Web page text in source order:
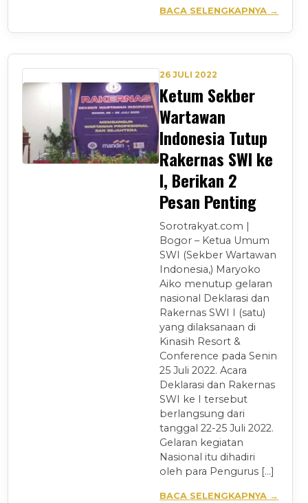
BACA SELENGKAPNYA →
26 JULI 2022
Ketum Sekber
Wartawan
Indonesia Tutup
Rakernas SWI ke
I, Berikan 2
Pesan Penting
Sorotrakyat.com |
Bogor – Ketua Umum
SWI (Sekber Wartawan
Indonesia,) Maryoko
Aiko menutup gelaran
nasional Deklarasi dan
Rakernas SWI I (satu)
yang dilaksanaan di
Kinasih Resort &
Conference pada Senin
25 Juli 2022. Acara
Deklarasi dan Rakernas
SWI ke I tersebut
berlangsung dari
tanggal 22-25 Juli 2022.
Gelaran kegiatan
Nasional itu dihadiri
oleh para Pengurus […]
BACA SELENGKAPNYA →